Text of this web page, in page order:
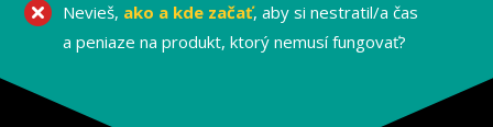
Nevieš, ako a kde začať, aby si nestratil/a čas
a peniaze na produkt, ktorý nemusí fungovať?